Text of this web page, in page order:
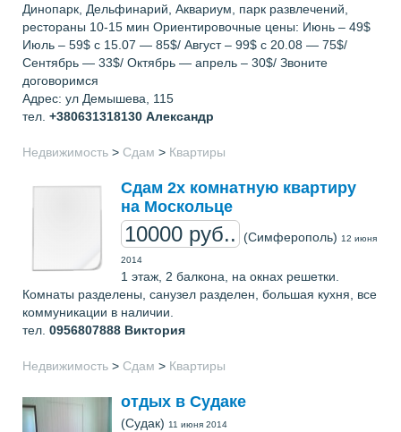
Динопарк, Дельфинарий, Аквариум, парк развлечений,
рестораны 10-15 мин Ориентировочные цены: Июнь – 49$
Июль – 59$ с 15.07 — 85$/ Август – 99$ с 20.08 — 75$/
Сентябрь — 33$/ Октябрь — апрель – 30$/ Звоните
договоримся
Адрес: ул Демышева, 115
тел. +380631318130 Александр
Недвижимость > Сдам > Квартиры
Сдам 2х комнатную квартиру
на Москольце
10000 руб.. (Симферополь) 12 июня
2014
1 этаж, 2 балкона, на окнах решетки.
Комнаты разделены, санузел разделен, большая кухня, все
коммуникации в наличии.
тел. 0956807888 Виктория
Недвижимость > Сдам > Квартиры
отдых в Судаке
(Судак) 11 июня 2014